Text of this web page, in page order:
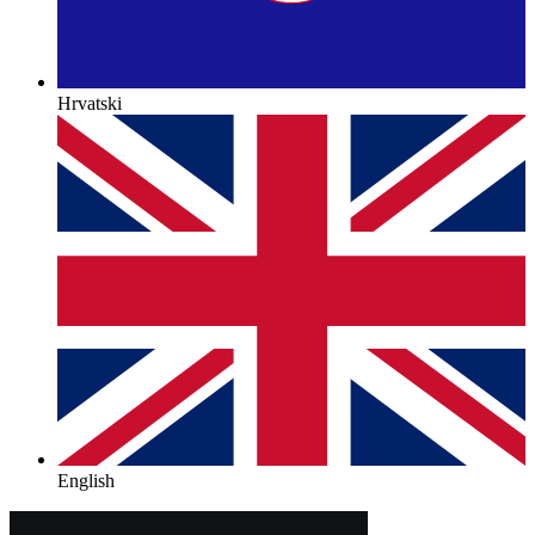
Hrvatski
English